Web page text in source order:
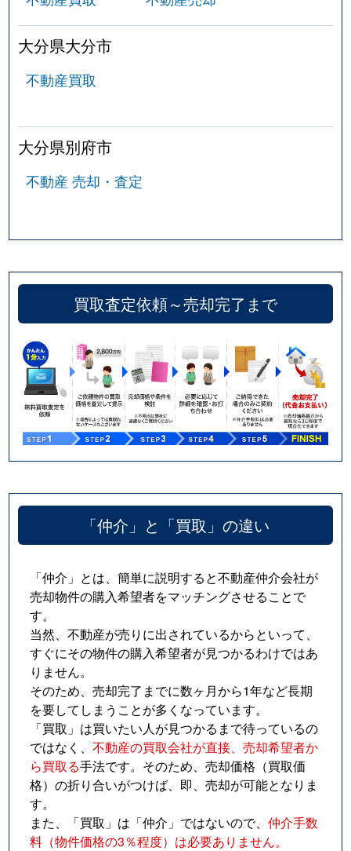
大分県大分市
不動産買取
大分県別府市
不動産 売却・査定
買取査定依頼～売却完了まで
「仲介」と「買取」の違い
「仲介」とは、簡単に説明すると不動産仲介会社が
売却物件の購入希望者をマッチングさせることで
す。
当然、不動産が売りに出されているからといって、
すぐにその物件の購入希望者が見つかるわけではあ
りません。
そのため、売却完了までに数ヶ月から1年など長期
を要してしまうことが多くなっています。
「買取」は買いたい人が見つかるまで待っているの
ではなく、 不動産の買取会社が直接、売却希望者か
ら買取る手法です。そのため、売却価格（買取価
格）の折り合いがつけば、即、売却が可能となりま
す。
また、「買取」は「仲介」ではないので、 仲介手数
料（物件価格の3％程度）は必要ありません。